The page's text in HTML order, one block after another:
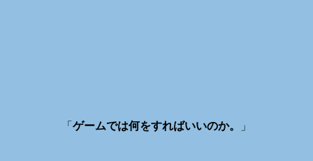
「 ゲームでは何をすればいいのか。 」